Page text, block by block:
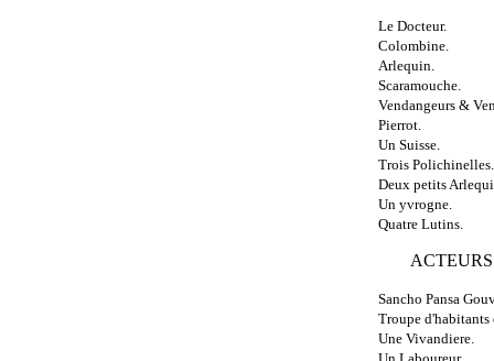
Le Docteur.
Colombine.
Arlequin.
Scaramouche.
Vendangeurs &
Pierrot.
Un Suisse.
Trois Polichinelles.
Deux petits
Un yvrogne.
Quatre Lutins.
Sancho Pansa
Troupe d'habitants
Une Vivandiere.